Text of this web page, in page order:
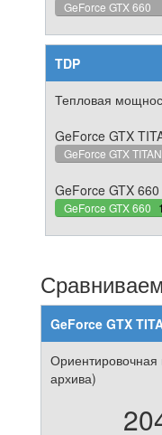
GeForce GTX 660
TDP
Тепловая
GeForce GTX
GeForce GTX
GeForce GTX 660
GeForce GTX 660
GeForce GTX
Ориентировочная
архива)